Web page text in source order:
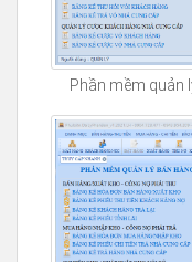
Phần mềm quản